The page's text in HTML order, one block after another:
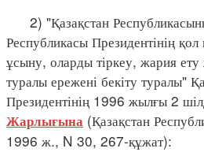
2) "Қазақстан
Республикасы Президентінің
ұсыну, оларды тіркеу, жария ету
туралы ережені бекіту туралы"
Президентінің 1996 жылғы 2
Жарлығына (Қазақстан
1996 ж., N 30, 267-құжат):